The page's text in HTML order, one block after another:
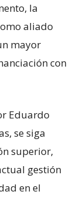
la
aliado
mayor
con
Eduardo
se siga
superior,
gestión
en el